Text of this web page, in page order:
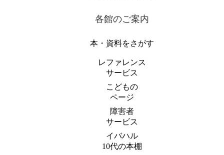
各館のご案内
本・資料をさがす
レファレンス
サービス
こどもの
ページ
障害者
サービス
イバハル
10代の本棚